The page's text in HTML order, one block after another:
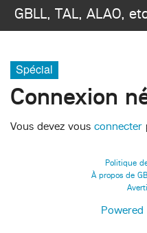
GBLL, TAL, ALAO,
Spécial
Connexion
Vous devez vous connecter
Politique
À propos de